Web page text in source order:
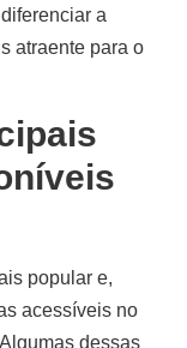
a
atraente para o
popular e,
acessíveis no
dessas